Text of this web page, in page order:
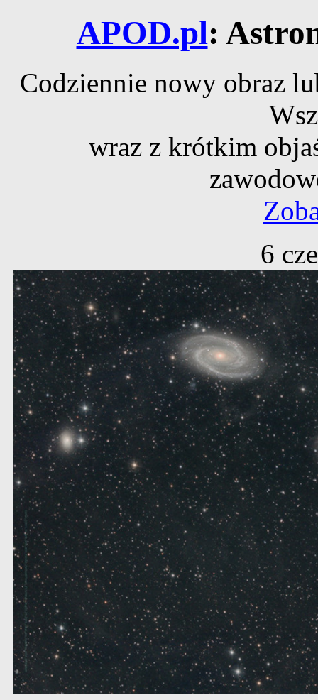
APOD.pl:
Codziennie nowy obraz
wraz z krótkim
6